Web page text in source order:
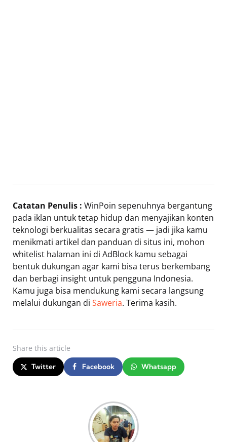
Catatan Penulis : WinPoin sepenuhnya bergantung
pada iklan untuk tetap hidup dan menyajikan konten
teknologi berkualitas secara gratis — jadi jika kamu
menikmati artikel dan panduan di situs ini, mohon
whitelist halaman ini di AdBlock kamu sebagai
bentuk dukungan agar kami bisa terus berkembang
dan berbagi insight untuk pengguna Indonesia.
Kamu juga bisa mendukung kami secara langsung
melalui dukungan di Saweria. Terima kasih.
Share this article
Twitter Facebook Whatsapp